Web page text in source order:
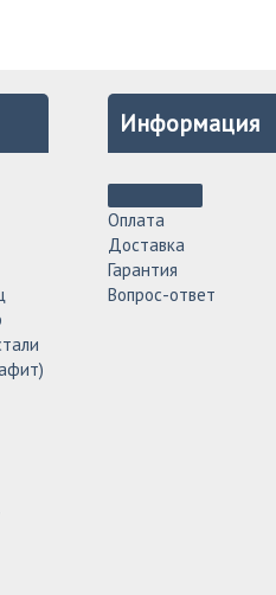
Информация
Оплата
Доставка
Гарантия
Вопрос-ответ